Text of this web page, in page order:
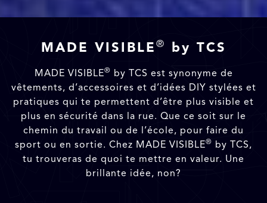
MADE VISIBLE ® by TCS
MADE VISIBLE® by TCS est synonyme de
vêtements, d’accessoires et d’idées DIY stylées et
pratiques qui te permettent d’être plus visible et
plus en sécurité dans la rue. Que ce soit sur le
chemin du travail ou de l’école, pour faire du
sport ou en sortie. Chez MADE VISIBLE® by TCS,
tu trouveras de quoi te mettre en valeur. Une
brillante idée, non?